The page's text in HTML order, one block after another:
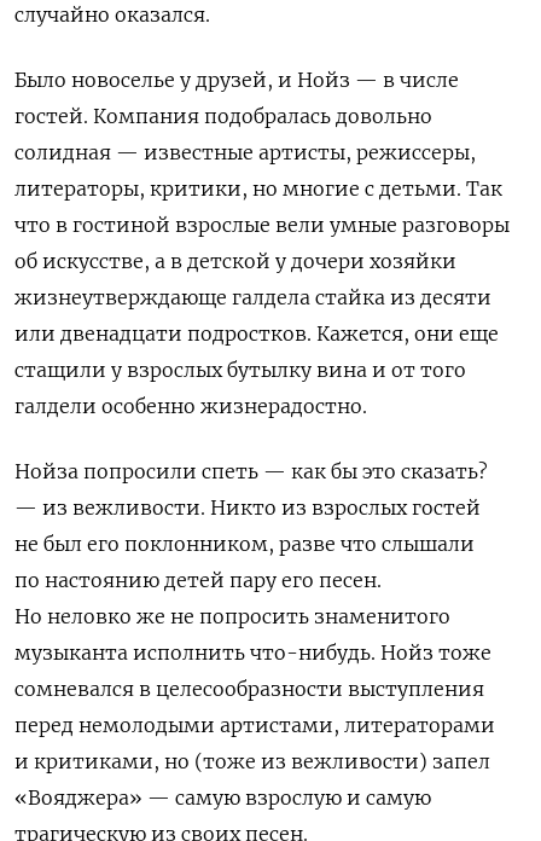
случайно оказался.
Было новоселье у друзей, и Нойз — в числе
гостей. Компания подобралась довольно
солидная — известные артисты, режиссеры,
литераторы, критики, но многие с детьми. Так
что в гостиной взрослые вели умные разговоры
об искусстве, а в детской у дочери хозяйки
жизнеутверждающе галдела стайка из десяти
или двенадцати подростков. Кажется, они еще
стащили у взрослых бутылку вина и от того
галдели особенно жизнерадостно.
Нойза попросили спеть — как бы это сказать?
— из вежливости. Никто из взрослых гостей
не был его поклонником, разве что слышали
по настоянию детей пару его песен.
Но неловко же не попросить знаменитого
музыканта исполнить что-нибудь. Нойз тоже
сомневался в целесообразности выступления
перед немолодыми артистами, литераторами
и критиками, но (тоже из вежливости) запел
«Вояджера» — самую взрослую и самую
трагическую из своих песен.